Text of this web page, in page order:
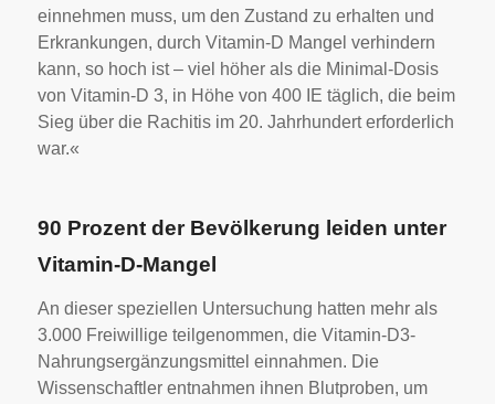
einnehmen muss, um den Zustand zu erhalten und
Erkrankungen, durch Vitamin-D Mangel verhindern
kann, so hoch ist – viel höher als die Minimal-Dosis
von Vitamin-D 3, in Höhe von 400 IE täglich, die beim
Sieg über die Rachitis im 20. Jahrhundert erforderlich
war.«
90 Prozent der Bevölkerung leiden unter
Vitamin-D-Mangel
An dieser speziellen Untersuchung hatten mehr als
3.000 Freiwillige teilgenommen, die Vitamin-D3-
Nahrungsergänzungsmittel einnahmen. Die
Wissenschaftler entnahmen ihnen Blutproben, um